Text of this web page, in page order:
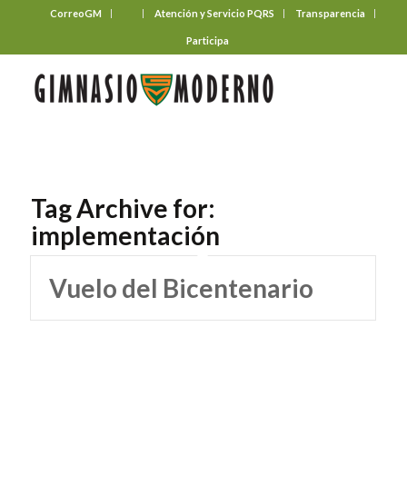
CorreoGM Atención y Servicio PQRS Transparencia
Participa
Tag Archive for:
implementación
Vuelo del Bicentenario